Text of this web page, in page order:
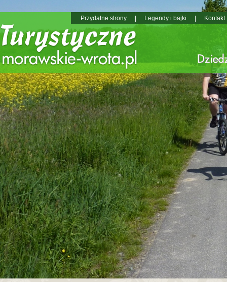
Przydatne strony Legendy i bajki Kontakt